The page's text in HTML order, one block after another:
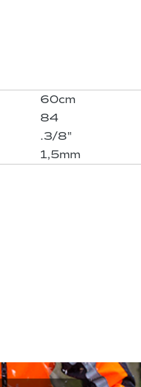
60cm
84
.3/8"
1,5mm